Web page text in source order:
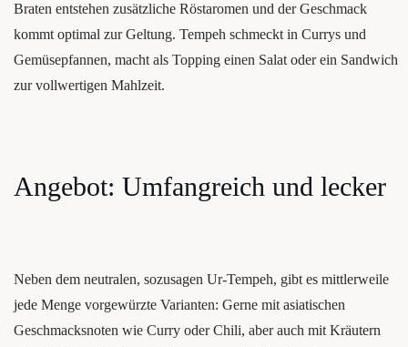
Bra­ten ent­ste­hen zusätz­li­che Röst­aro­men und der Geschmack
kommt opti­mal zur Gel­tung. Tem­peh schmeckt in Cur­rys und
Gemü­se­pfan­nen, macht als Top­ping einen Salat oder ein Sand­wich
zur voll­wer­ti­gen Mahlzeit.
Ange­bot: Umfang­reich und lecker
Neben dem neu­tra­len, sozu­sa­gen Ur-Tem­peh, gibt es mitt­ler­wei­le
jede Men­ge vor­ge­würz­te Vari­an­ten: Ger­ne mit asia­ti­schen
Geschmacks­no­ten wie Cur­ry oder Chi­li, aber auch mit Kräu­tern